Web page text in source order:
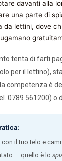
davanti alla
una parte di
da lettini, dove
tenta di farti
per il lettino),
competenza è
0789 561200) o
il tuo telo e
— quello è lo